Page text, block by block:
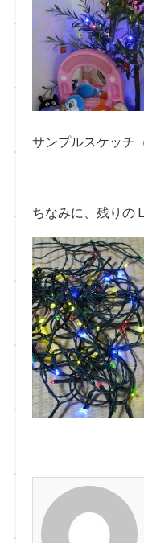
サンプルスケッチ
ちなみに、残りの